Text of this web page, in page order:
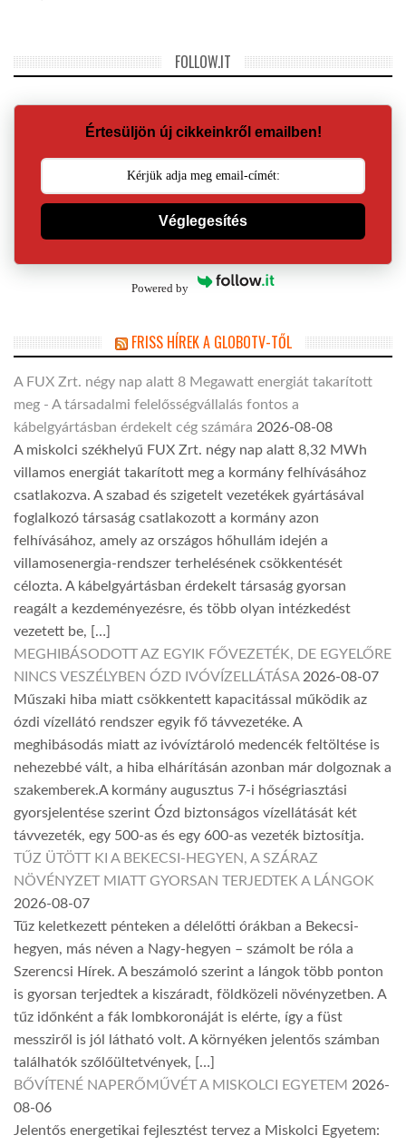
FOLLOW.IT
Értesüljön új cikkeinkről emailben!
Véglegesítés
Powered by
FRISS HÍREK A GLOBOTV-TŐL
A FUX Zrt. négy nap alatt 8 Megawatt energiát takarított
meg - A társadalmi felelősségvállalás fontos a
kábelgyártásban érdekelt cég számára 2026-08-08
A miskolci székhelyű FUX Zrt. négy nap alatt 8,32 MWh
villamos energiát takarított meg a kormány felhívásához
csatlakozva. A szabad és szigetelt vezetékek gyártásával
foglalkozó társaság csatlakozott a kormány azon
felhívásához, amely az országos hőhullám idején a
villamosenergia-rendszer terhelésének csökkentését
célozta. A kábelgyártásban érdekelt társaság gyorsan
reagált a kezdeményezésre, és több olyan intézkedést
vezetett be, […]
MEGHIBÁSODOTT AZ EGYIK FŐVEZETÉK, DE EGYELŐRE
NINCS VESZÉLYBEN ÓZD IVÓVÍZELLÁTÁSA 2026-08-07
Műszaki hiba miatt csökkentett kapacitással működik az
ózdi vízellátó rendszer egyik fő távvezetéke. A
meghibásodás miatt az ivóvíztároló medencék feltöltése is
nehezebbé vált, a hiba elhárításán azonban már dolgoznak a
szakemberek.A kormány augusztus 7-i hőségriasztási
gyorsjelentése szerint Ózd biztonságos vízellátását két
távvezeték, egy 500-as és egy 600-as vezeték biztosítja.
TŰZ ÜTÖTT KI A BEKECSI-HEGYEN, A SZÁRAZ
NÖVÉNYZET MIATT GYORSAN TERJEDTEK A LÁNGOK
2026-08-07
Tűz keletkezett pénteken a délelőtti órákban a Bekecsi-
hegyen, más néven a Nagy-hegyen – számolt be róla a
Szerencsi Hírek. A beszámoló szerint a lángok több ponton
is gyorsan terjedtek a kiszáradt, földközeli növényzetben. A
tűz időnként a fák lombkoronáját is elérte, így a füst
messziről is jól látható volt. A környéken jelentős számban
találhatók szőlőültetvények, […]
BŐVÍTENÉ NAPERŐMŰVÉT A MISKOLCI EGYETEM 2026-
08-06
Jelentős energetikai fejlesztést tervez a Miskolci Egyetem: